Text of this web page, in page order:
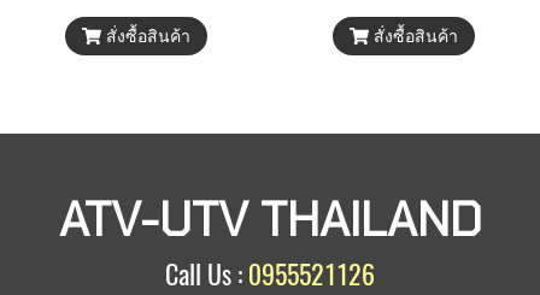
สั่งซื้อสินค้า สั่งซื้อสินค้า
ATV-UTV THAILAND
Call Us : 0955521126